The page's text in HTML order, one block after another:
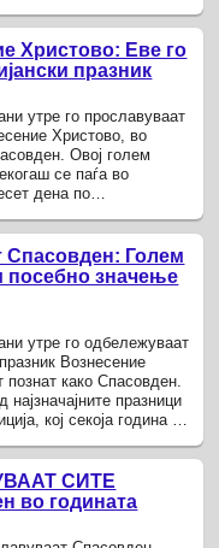
Христово: Еве го
празник
утре го прославуваат
Христово, во
Овој голем
се паѓа во
дена по
Спасовден: Голем
посебно значење
утре го одбележуваат
Вознесение
како Спасовден.
празници
кој секоја година се
СИТЕ
во годината